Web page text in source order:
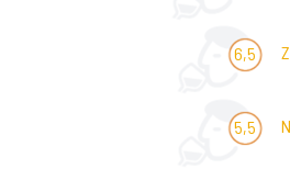
6,5
5,5